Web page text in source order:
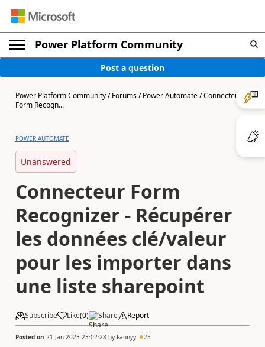
Power Platform Community
Post a question
Power Platform Community/Forums/Power Automate/Connecteur
Form Recogn...
POWER AUTOMATE
Unanswered
Connecteur Form
Recognizer - Récupérer
les données clé/valeur
pour les importer dans
une liste sharepoint
Subscribe Like(0) Share Report
Posted on 21 Jan 2023 23:02:28 by Fannyy 23